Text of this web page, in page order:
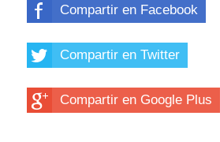
Compartir en Facebook
Compartir en Twitter
Compartir en Google Plus